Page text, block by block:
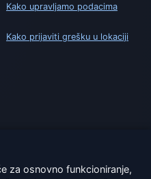
Kako upravljamo podacima
Kako prijaviti grešku u lokaciji
za osnovno funkcioniranje,